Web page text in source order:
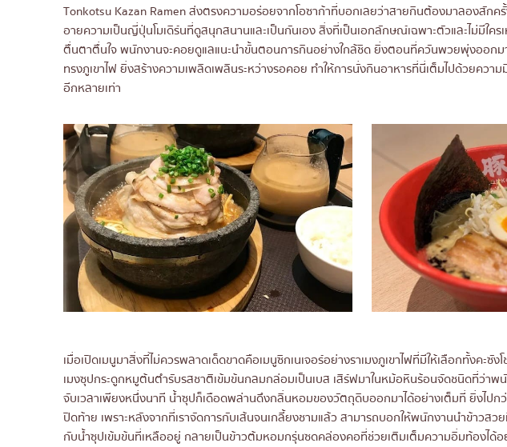
Tonkotsu Kazan Ramen ส่งตรงความอร่อยจากโอซาก้าที่บอกเลยว่าสายกินต้องมาลองสักค
อายความเป็นญี่ปุ่นโมเดิร์นที่ดูสนุกสนานและเป็นกันเอง สิ่งที่เป็นเอกลักษณ์เฉพาะตัวและไม่มีใค
ตื่นตาตื่นใจ พนักงานจะคอยดูแลแนะนำขั้นตอนการกินอย่างใกล้ชิด ยิ่งตอนที่ควันพวยพุ่งออก
ทรงภูเขาไฟ ยิ่งสร้างความเพลิดเพลินระหว่างรอคอย ทำให้การนั่งกินอาหารที่นี่เต็มไปด้วยควา
อีกหลายเท่า
เมื่อเปิดเมนูมาสิ่งที่ไม่ควรพลาดเด็ดขาดคือเมนูซิกเนเจอร์อย่างราเมงภูเขาไฟที่มีให้เลือกทั้งคะซัง
เมงซุปกระดูกหมูต้นตำรับรสชาติเข้มข้นกลมกล่อมเป็นเบส เสิร์ฟมาในหม้อหินร้อนจัดชนิดที่ว่า
จับเวลาเพียงหนึ่งนาที น้ำซุปก็เดือดพล่านดึงกลิ่นหอมของวัตถุดิบออกมาได้อย่างเต็มที่ ยิ่งไป
ปิดท้าย เพราะหลังจากที่เราจัดการกับเส้นจนเกลี้ยงชามแล้ว สามารถบอกให้พนักงานนำข้าวสวย
กับน้ำซุปเข้มข้นที่เหลืออยู่ กลายเป็นข้าวต้มหอมกรุ่นซดคล่องคอที่ช่วยเติมเต็มความอิ่มท้องได้